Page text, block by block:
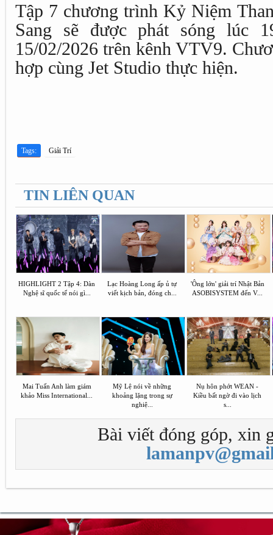
Tập 7 chương trình Kỷ Niệm
Sang sẽ được phát sóng lúc
15/02/2026 trên kênh VTV9.
hợp cùng Jet Studio thực hiện.
Tags: Giải Trí
TIN LIÊN QUAN
HIGHLIGHT 2 Tập 4: Dàn
Nghệ sĩ quốc tế nói gì...
Lạc Hoàng Long ấp ủ tự
viết kịch bản, đóng ch...
'Ông lớn' giải trí Nhật Bản
ASOBISYSTEM đến V...
Mai Tuấn Anh làm giám
khảo Miss International...
Mỹ Lệ nói về những
khoảng lặng trong sự
nghiệ...
Nụ hôn phớt WEAN -
Kiều bất ngờ đi vào lịch
s...
Bài viết đóng góp, xin